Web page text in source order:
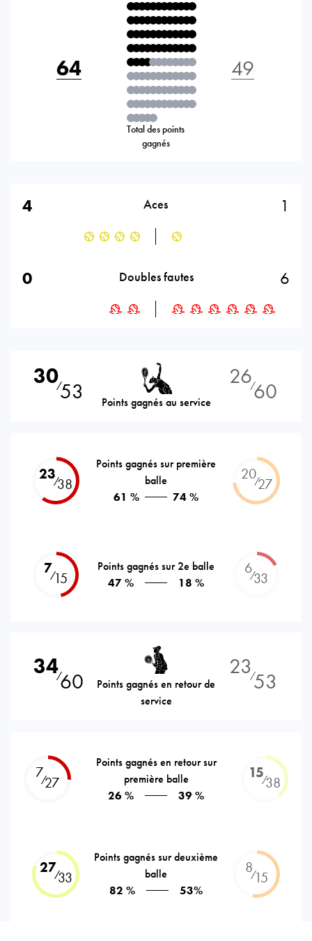
64
Total des points
gagnés
49
4 Aces 1
0 Doubles fautes 6
30⁄53 Points gagnés au service
26⁄60
23⁄38
Points gagnés sur première
balle
61 %
74 %
20⁄27
7⁄15
Points gagnés sur 2e balle
47 %
18 %
6⁄33
34⁄60
Points gagnés en retour de
service
23⁄53
7⁄27
Points gagnés en retour sur
première balle
26 %
39 %
15⁄38
27⁄33
Points gagnés sur deuxième
balle
82 %
53%
8⁄15